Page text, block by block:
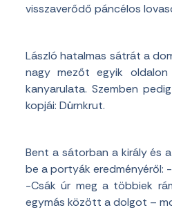
visszaverődő páncélos
László hatalmas sátrát a
nagy mezőt egyik
kanyarulata. Szemben
kopjái: Dürnkrut.
Bent a sátorban a király és
be a portyák eredményéről:
-Csák úr meg a többiek
egymás között a dolgot –